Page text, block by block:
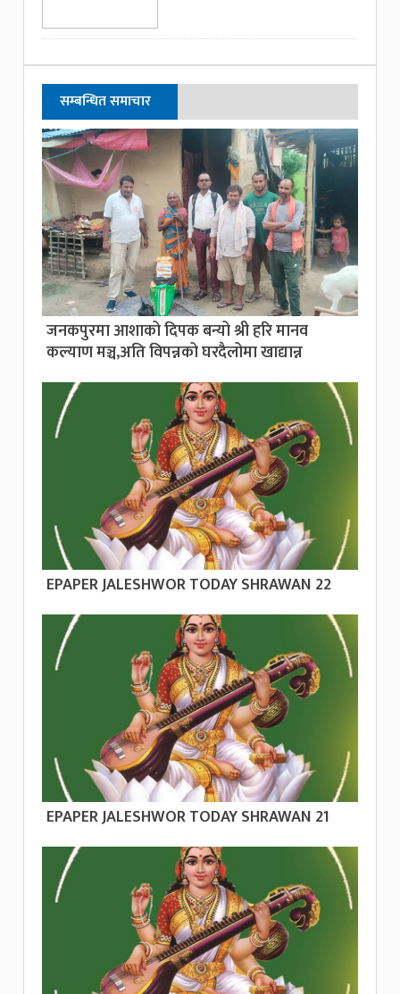
सम्बन्धित समाचार
जनकपुरमा आशाको दिपक बन्यो श्री हरि मानव
कल्याण मञ्च,अति विपन्नको घरदैलोमा खाद्यान्न
EPAPER JALESHWOR TODAY SHRAWAN 22
EPAPER JALESHWOR TODAY SHRAWAN 21